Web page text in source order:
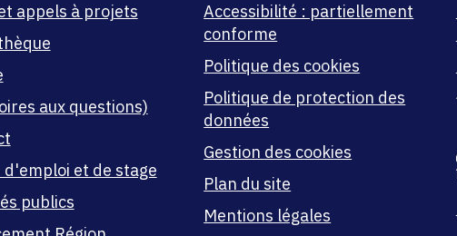
appels à projets
aux questions)
et de stage
publics
Accessibilité : partiellement
conforme
Politique des cookies
Politique de protection des
données
Gestion des cookies
Plan du site
Mentions légales